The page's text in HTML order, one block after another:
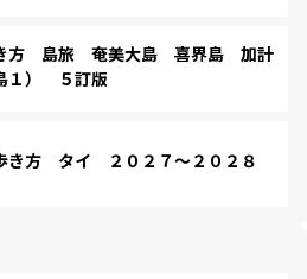
方 島旅 奄美大島 喜界島 加計
１） ５訂版
き方 タイ ２０２７～２０２８